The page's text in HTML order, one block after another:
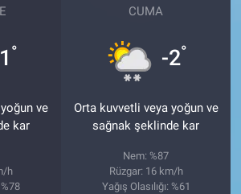
°
ve
kar
h
%78
CUMA
-2°
Orta kuvvetli veya yoğun ve
sağnak şeklinde kar
Nem: %87
Rüzgar: 16 km/h
Yağış Olasılığı: %61